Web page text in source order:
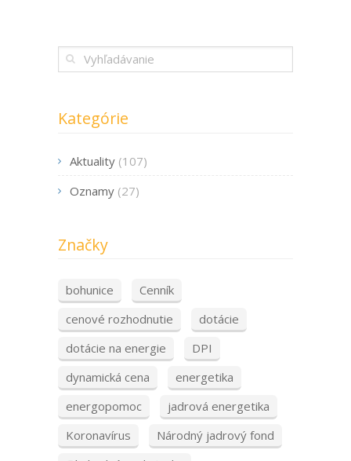
Kategórie
Aktuality (107)
Oznamy (27)
Značky
bohunice
Cenník
cenové rozhodnutie
dotácie
dotácie na energie
DPI
dynamická cena
energetika
energopomoc
jadrová energetika
Koronavírus
Národný jadrový fond